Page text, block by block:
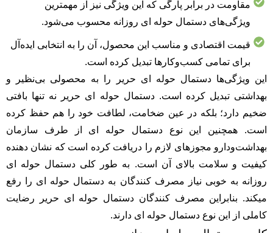
مقاومت در برابر پارگی که این ویژگی نیز از مهمترین
ویژگی‌های دستمال حوله ای روزانه محسوب می‌شود.
قیمت اقتصادی و مناسب این محصول، آن را به انتخابی ایده‌آل
برای تمامی کسب‌وکارها تبدیل کرده است.
این ویژگی‌ها دستمال حوله ای حریر را به محصولی بی‌نظیر و
بهداشتی تبدیل کرده‌ است. دستمال حوله ای حرير نه تنها بافتی
ضخیم دارد؛ بلکه در عین ضخامت، لطافت خود را هم حفظ کرده
است. همچنین این نوع دستمال حوله ای از طرف سازمان
بهداشت‌و‌دارو مجوزهای لازم را دریافت کرده است که نشان دهنده
کیفیت و سلامت بالای آن است. به طور کلی دستمال حوله ای
روزانه به خوبی نیاز مصرف کنندگان به دستمال حوله ای را رفع
میکند. بنابراین مصرف کنندگان دستمال حوله ای حریر رضایت
کاملی از این نوع دستمال حوله ای دارند.